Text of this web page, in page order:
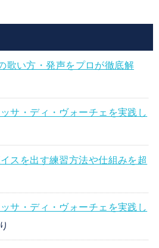
歌い方・発声をプロが徹底解
サ・ディ・ヴォーチェを実践し
スを出す練習方法や仕組みを超
サ・ディ・ヴォーチェを実践し